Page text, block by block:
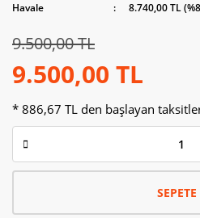
Havale
8.740,00 TL
9.500,00 TL
9.500,00 TL
* 886,67 TL den başlayan